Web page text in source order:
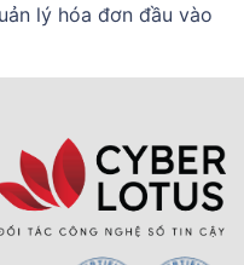
lý hóa đơn đầu vào